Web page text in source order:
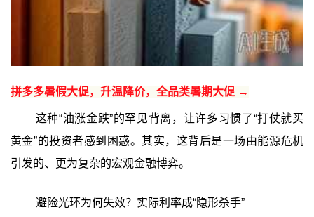
拼多多暑假大促，升温降价，全品类暑期大促 →
这种“油涨金跌”的罕见背离，让许多习惯了“打仗就买
黄金”的投资者感到困惑。其实，这背后是一场由能源危机
引发的、更为复杂的宏观金融博弈。
避险光环为何失效？实际利率成“隐形杀手”